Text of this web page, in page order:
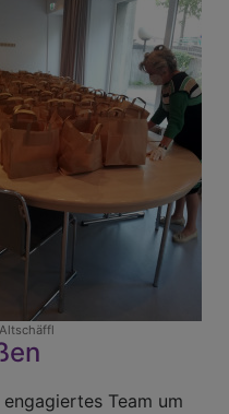
Altschäffl
Team um